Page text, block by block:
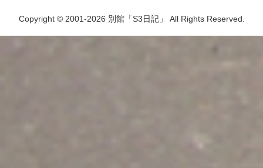
Copyright © 2001-2026 別館「S3日記」 All Rights Reserved.